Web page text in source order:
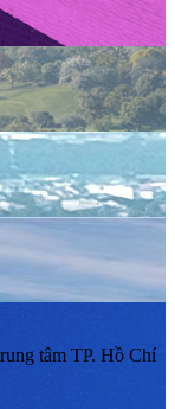
tâm TP. Hồ Chí